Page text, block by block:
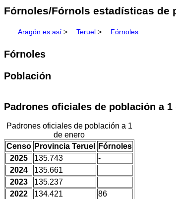
Fórnoles/Fórnols estadísticas de
Aragón es así > Teruel > Fórnoles
Fórnoles
Población
Padrones oficiales de población a 1
Padrones oficiales de población a 1
de enero
Censo Provincia Teruel
Fórnoles
2025
135.743
-
2024
135.661
2023
135.237
2022
134.421
86